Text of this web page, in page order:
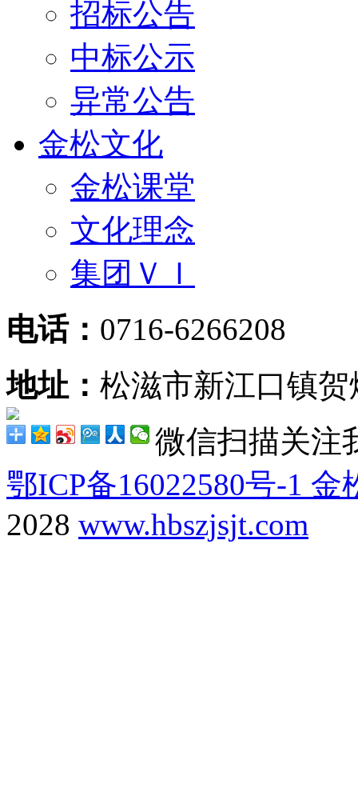
招标公告
中标公示
异常公告
金松文化
金松课堂
文化理念
集团ＶＩ
电话： 0716-6266208
地址： 松滋市新江口镇
微信扫描关注
鄂ICP备16022580号-1 金
2028 www.hbszjsjt.com